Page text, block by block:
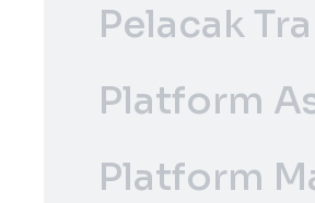
Pelacak
Platform
Platform